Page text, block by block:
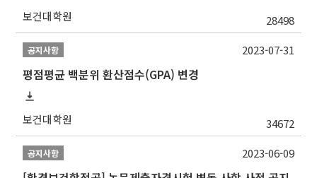
보건대학원 28498
공지사항
평점평균 백분위 환산점수(GPA) 변경
보건대학원 34672
2023-07-31
공지사항 2023-06-09